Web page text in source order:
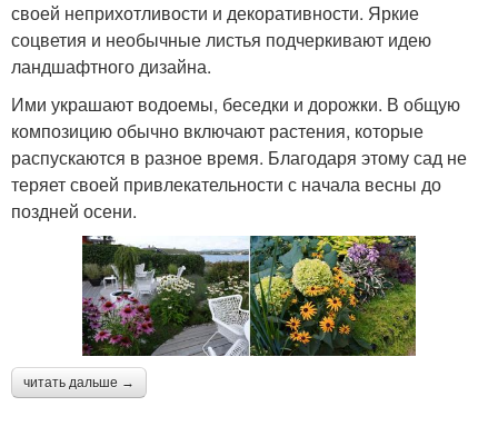
Цвета для клумбы Долгоцветущие цветы
Однолетние цвета Цвета в открытый грунт
Цвета на рассаду Яркие цвета
своей неприхотливости и декоративности. Яркие
соцветия и необычные листья подчеркивают идею
ландшафтного дизайна.
Ими украшают водоемы, беседки и дорожки. В общую
композицию обычно включают растения, которые
распускаются в разное время. Благодаря этому сад не
теряет своей привлекательности с начала весны до
поздней осени.
читать дальше →